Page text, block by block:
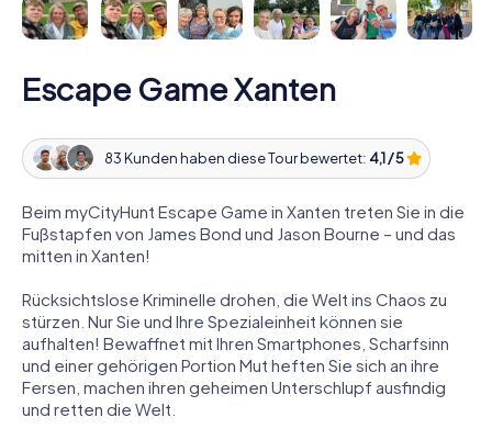
Escape Game Xanten
83 Kunden haben diese Tour bewertet: 4,1 / 5
Beim myCityHunt Escape Game in Xanten treten Sie in die
Fußstapfen von James Bond und Jason Bourne – und das
mitten in Xanten!
Rücksichtslose Kriminelle drohen, die Welt ins Chaos zu
stürzen. Nur Sie und Ihre Spezialeinheit können sie
aufhalten! Bewaffnet mit Ihren Smartphones, Scharfsinn
und einer gehörigen Portion Mut heften Sie sich an ihre
Fersen, machen ihren geheimen Unterschlupf ausfindig
und retten die Welt.